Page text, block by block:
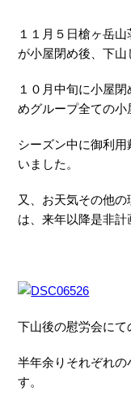
１１月５日槍ヶ岳
が小屋閉め後、下山
１０月中旬に小屋
めグループ全ての小
シーズン中に御利
いました。
又、お天気その他
は、来年以降是非計
下山後の慰労会にて
半年余りそれぞれ
す。